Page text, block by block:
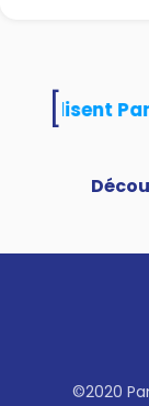
utilisent
©2020